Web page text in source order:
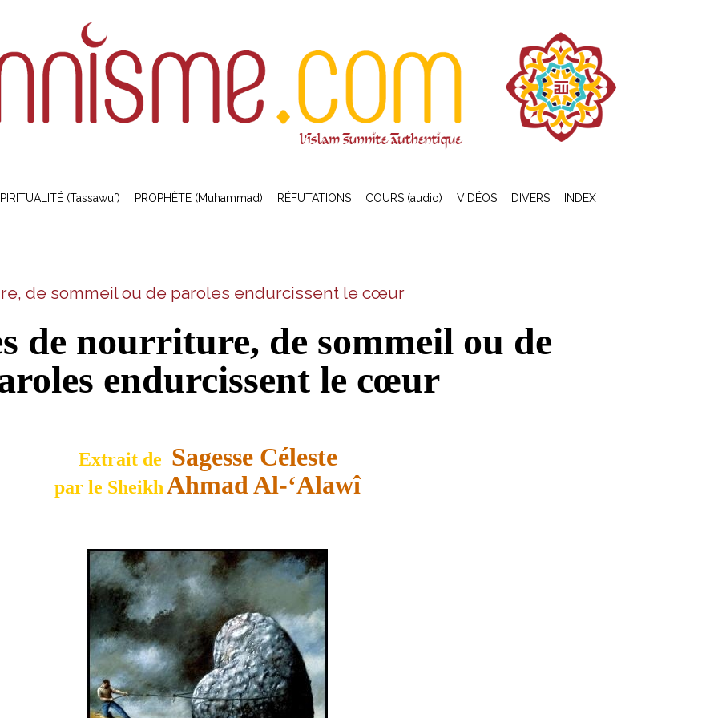
(Tassawuf) PROPHÈTE (Muhammad) RÉFUTATIONS COURS (audio) VIDÉOS DIVERS INDEX
de sommeil ou de paroles endurcissent le cœur
de nourriture, de sommeil ou de
endurcissent le cœur
Extrait de Sagesse Céleste
par le SheikhAhmad Al-‘Alawî